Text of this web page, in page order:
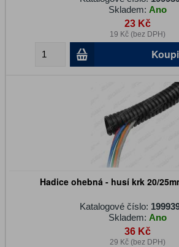
Skladem: Ano
23 Kč
19 Kč (bez DPH)
Hadice ohebná - husí krk 20/
Katalogové číslo:
Skladem: Ano
36 Kč
29 Kč (bez DPH)